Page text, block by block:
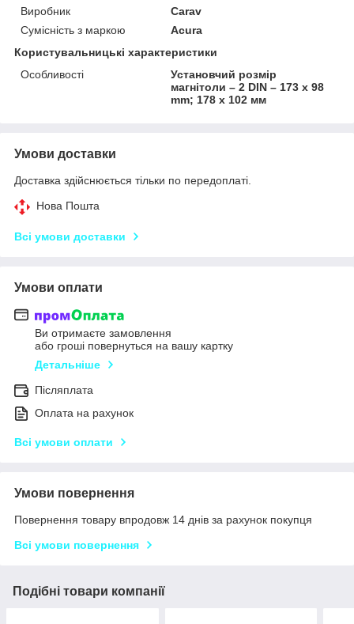
Виробник
Carav
Сумісність з маркою
Acura
Користувальницькі характеристики
Особливості
Установчий розмір
магнітоли – 2 DIN – 173 x 98
mm; 178 x 102 мм
Умови доставки
Доставка здійснюється тільки по передоплаті.
Нова Пошта
Всі умови доставки
Умови оплати
Ви отримаєте замовлення
або гроші повернуться на вашу картку
Детальніше
Післяплата
Оплата на рахунок
Всі умови оплати
Умови повернення
Повернення товару впродовж 14 днів за рахунок покупця
Всі умови повернення
Подібні товари компанії